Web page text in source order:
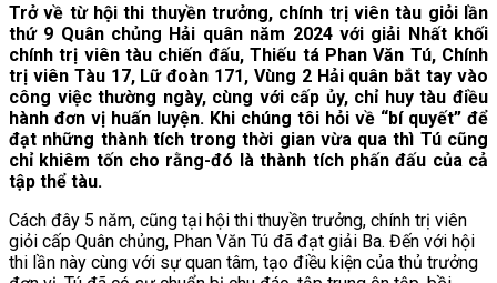
Trở về từ hội thi thuyền trưởng, chính trị viên tàu giỏi lần
thứ 9 Quân chủng Hải quân năm 2024 với giải Nhất khối
chính trị viên tàu chiến đấu, Thiếu tá Phan Văn Tú, Chính
trị viên Tàu 17, Lữ đoàn 171, Vùng 2 Hải quân bắt tay vào
công việc thường ngày, cùng với cấp ủy, chỉ huy tàu điều
hành đơn vị huấn luyện. Khi chúng tôi hỏi về “bí quyết” để
đạt những thành tích trong thời gian vừa qua thì Tú cũng
chỉ khiêm tốn cho rằng-đó là thành tích phấn đấu của cả
tập thể tàu.
Cách đây 5 năm, cũng tại hội thi thuyền trưởng, chính trị viên
giỏi cấp Quân chủng, Phan Văn Tú đã đạt giải Ba. Đến với hội
thi lần này cùng với sự quan tâm, tạo điều kiện của thủ trưởng